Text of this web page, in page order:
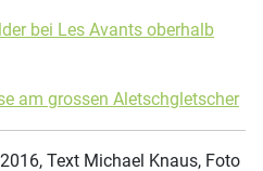
bei Les Avants oberhalb
am grossen Aletschgletscher
Text Michael Knaus, Foto